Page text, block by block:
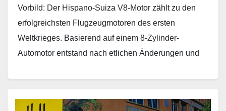
Vorbild: Der Hispano-Suiza V8-Motor zählt zu den
erfolgreichsten Flugzeugmotoren des ersten
Weltkrieges. Basierend auf einem 8-Zylinder-
Automotor entstand nach etlichen Änderungen und
Weiterlesen